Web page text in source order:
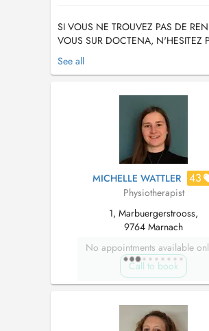
SI VOUS NE TROUVEZ PAS DE
VOUS SUR DOCTENA, N'HESITEZ
APPELER LE CABINET. Bonjour, Je
Lucas, je suis kinésithérapeute et je
à l'International Academy of
Saint-Guibert en Belgique. En parallèle,
See all
MICHELLE WATTLER 43
Physiotherapist
1, Marbuergerstrooss,
9764 Marnach
No appointments available
Call to book